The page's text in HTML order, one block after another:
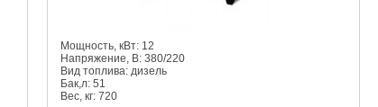
Мощность, кВт: 12
Напряжение, В: 380/220
Вид топлива: дизель
Бак,л: 51
Вес, кг: 720